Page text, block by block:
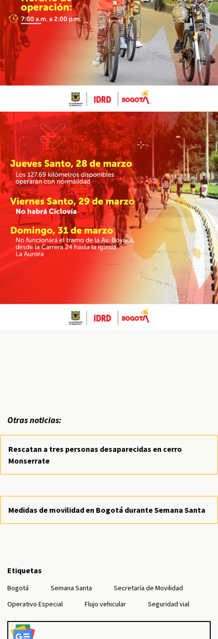
Otras noticias:
Rescatan a tres personas desaparecidas en cerro
Monserrate
Medidas de movilidad en Bogotá durante Semana Santa
Etiquetas
Bogotá Semana Santa
Secretaría de Movilidad
Operativo Especial
Flujo vehicular Seguridad vial